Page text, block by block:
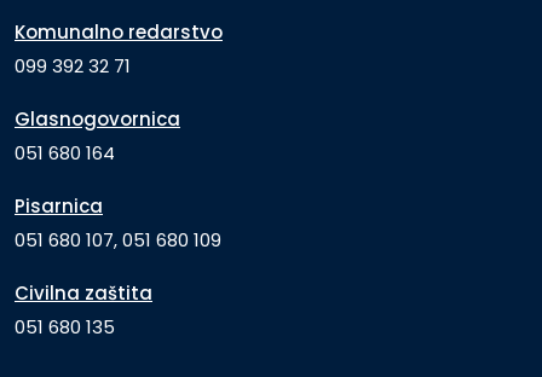
Komunalno redarstvo
099 392 32 71
Glasnogovornica
051 680 164
Pisarnica
051 680 107, 051 680 109
Civilna zaštita
051 680 135